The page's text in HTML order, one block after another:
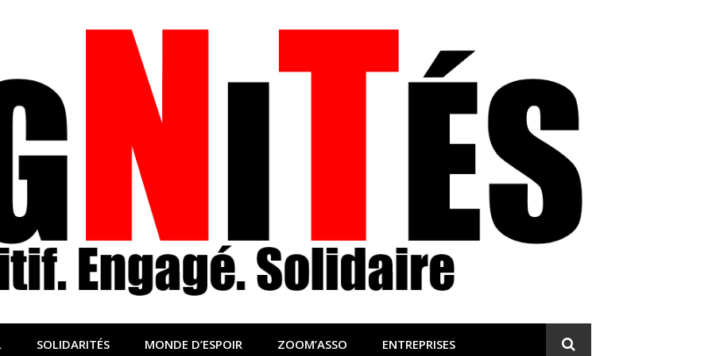
sociale, solidaire et engagée
SOLIDARITÉS MONDE D’ESPOIR ZOOM’ASSO ENTREPRISES